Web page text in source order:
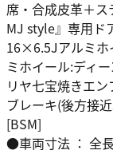
席・合成皮革＋
MJ style』専用ド
16×6.5Jアルミホ
ミホイール:ディ
リヤ七宝焼きエ
ブレーキ(後方接
[BSM]
●車両寸法 ： 全